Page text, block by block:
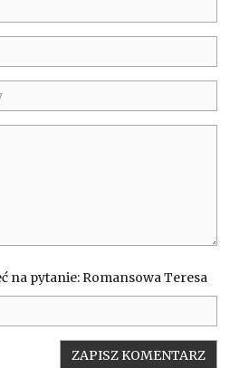
na pytanie: Romansowa Teresa